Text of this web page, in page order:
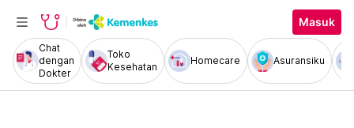
Masuk
Chat
dengan
Dokter
Toko
Kesehatan
Homecare Asuransiku